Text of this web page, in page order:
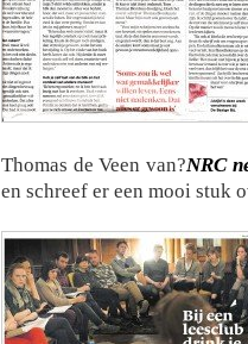
Thomas de Veen van?NRC
en schreef er een mooi stuk